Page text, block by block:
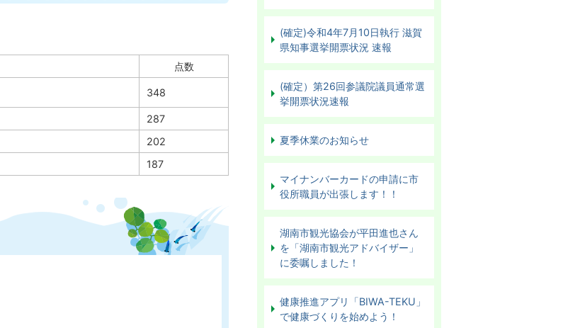
点数
348
287
202
187
(確定)令和4年7月10日執行 滋賀
県知事選挙開票状況 速報
(確定）第26回参議院議員通常選
挙開票状況速報
夏季休業のお知らせ
マイナンバーカードの申請に市
役所職員が出張します！！
湖南市観光協会が平田進也さん
を「湖南市観光アドバイザー」
に委嘱しました！
健康推進アプリ「BIWA-TEKU」
で健康づくりを始めよう！